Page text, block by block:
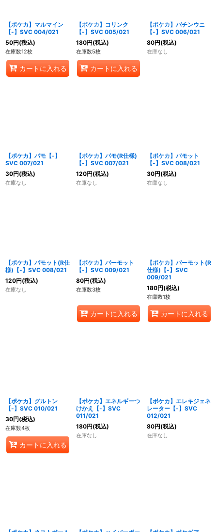
【ポケカ】マルマイン
【-】SVC 004/021
50円(税込)
在庫数12枚
カートに入れる
【ポケカ】コリンク
【-】SVC 005/021
180円(税込)
在庫数5枚
カートに入れる
【ポケカ】バチンウニ
【-】SVC 006/021
80円(税込)
在庫なし
【ポケカ】パモ【-】
SVC 007/021
30円(税込)
在庫なし
【ポケカ】パモ(R仕様)
【-】SVC 007/021
120円(税込)
在庫なし
【ポケカ】パモット
【-】SVC 008/021
30円(税込)
在庫なし
【ポケカ】パモット(R仕
様)【-】SVC 008/021
120円(税込)
在庫なし
【ポケカ】パーモット
【-】SVC 009/021
80円(税込)
在庫数3枚
カートに入れる
【ポケカ】パーモット(R
仕様)【-】SVC
009/021
180円(税込)
在庫数1枚
カートに入れる
【ポケカ】グルトン
【-】SVC 010/021
30円(税込)
在庫数4枚
カートに入れる
【ポケカ】エネルギーつ
けかえ【-】SVC
011/021
180円(税込)
在庫なし
【ポケカ】エレキジェネ
レーター【-】SVC
012/021
80円(税込)
在庫なし